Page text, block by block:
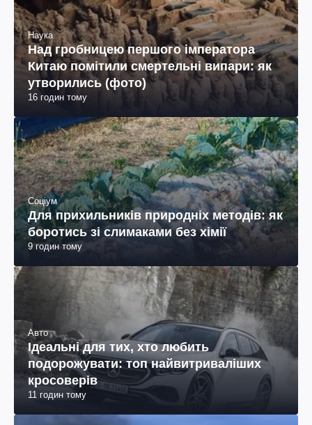
Наука
Над гробницею першого імператора
Китаю помітили смертельні випари: як
утворились (фото)
16 годин тому
Соціум
Для прихильників природніх методів: як
боротись зі слимаками без хімії
9 годин тому
Авто
Ідеальні для тих, хто любить
подорожувати: топ найвитриваліших
кросоверів
11 годин тому